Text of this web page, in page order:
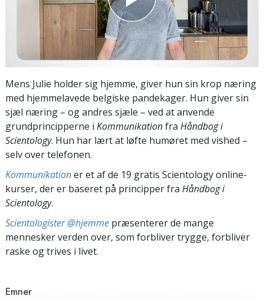
Mens Julie holder sig hjemme, giver hun sin krop næring
med hjemmelavede belgiske pandekager. Hun giver sin
sjæl næring – og andres sjæle – ved at anvende
grundprincipperne i Kommunikationfra Håndbog i
Scientology. Hun har lært at løfte humøret med vished –
selv over telefonen.
Kommunikationer et af de 19 gratis Scientology online-
kurser, der er baseret på principper fra Håndbog i
Scientology.
Scientologister @hjemme præsenterer de mange
mennesker verden over, som forbliver trygge, forbliver
raske og trives i livet.
Emner